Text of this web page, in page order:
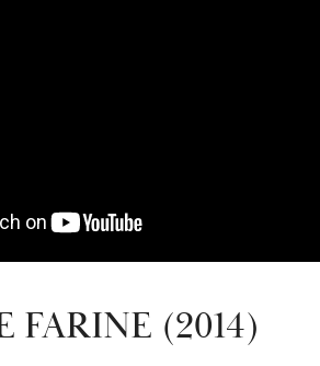
FARINE (2014)